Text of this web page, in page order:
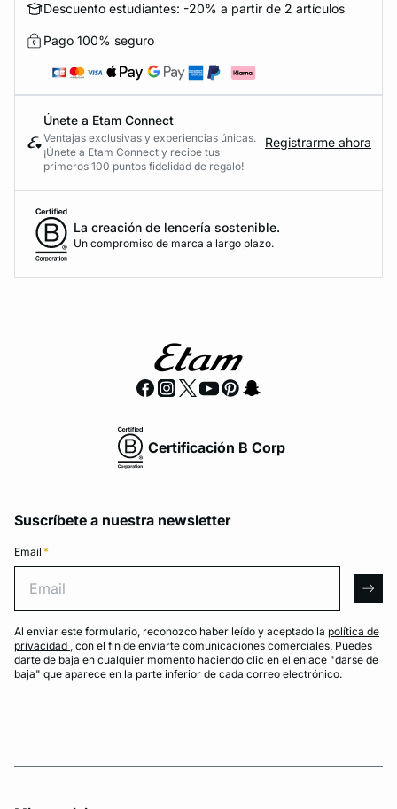
Descuento estudiantes: -20% a partir de 2 artículos
Pago 100% seguro
Únete a Etam Connect
Ventajas exclusivas y experiencias únicas.
¡Únete a Etam Connect y recibe tus
primeros 100 puntos fidelidad de regalo!
Registrarme ahora
La creación de lencería sostenible.
Un compromiso de marca a largo plazo.
Certificación B Corp
Suscríbete a nuestra newsletter
Email *
Al enviar este formulario, reconozco haber leído y aceptado la política de
privacidad , con el fin de enviarte comunicaciones comerciales. Puedes
darte de baja en cualquier momento haciendo clic en el enlace "darse de
baja" que aparece en la parte inferior de cada correo electrónico.